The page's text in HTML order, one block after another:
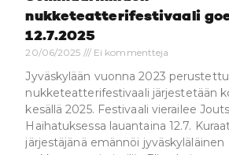
nukketeatterifestivaali
12.7.2025
20/06/2025 Ei kommentteja
Jyväskylään vuonna 2023
nukketeatterifestivaali järjestetään
kesällä 2025. Festivaali vierailee
Haihatuksessa lauantaina 12.7.
järjestäjänä emännöi jyväskyläläinen